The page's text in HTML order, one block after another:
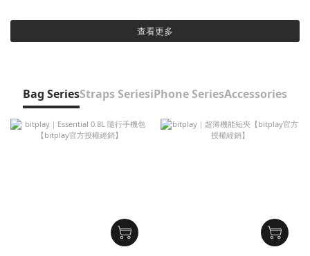
查看更多
Bag SeriesStraps SeriesiPhone SeriesAccessories